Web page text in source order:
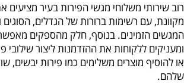
רוב שירותי משלוחי מגשי הפירות בעיר מציעים
מקוונת, עם רשימות ברורות של הגדלים,
המגשים הזמינים. בנוסף, חלק מהספקים
ומעניקים ללקוחות את ההזדמנות ליצור שילובי
או להוסיף מוצרים משלימים כמו פירות יבשים,
שלהם.